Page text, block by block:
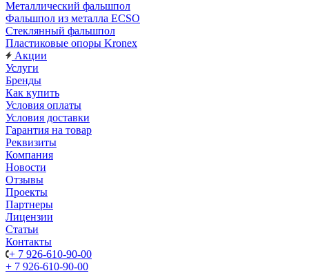
Металлический фальшпол
Фальшпол из металла ECSO
Стеклянный фальшпол
Пластиковые опоры Kronex
Акции
Услуги
Бренды
Как купить
Условия оплаты
Условия доставки
Гарантия на товар
Реквизиты
Компания
Новости
Отзывы
Проекты
Партнеры
Лицензии
Статьи
Контакты
+ 7 926-610-90-00
+ 7 926-610-90-00